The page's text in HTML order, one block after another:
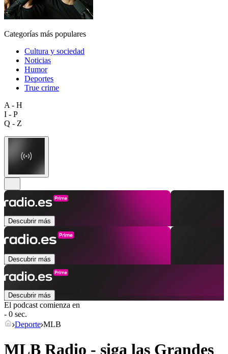
Categorías más populares
Cultura y sociedad
Noticias
Humor
Deportes
True crime
A - H
I - P
Q - Z
Descubrir más
Descubrir más
Descubrir más
El podcast comienza en
- 0 sec.
Deporte MLB
MLB Radio - siga las Grandes